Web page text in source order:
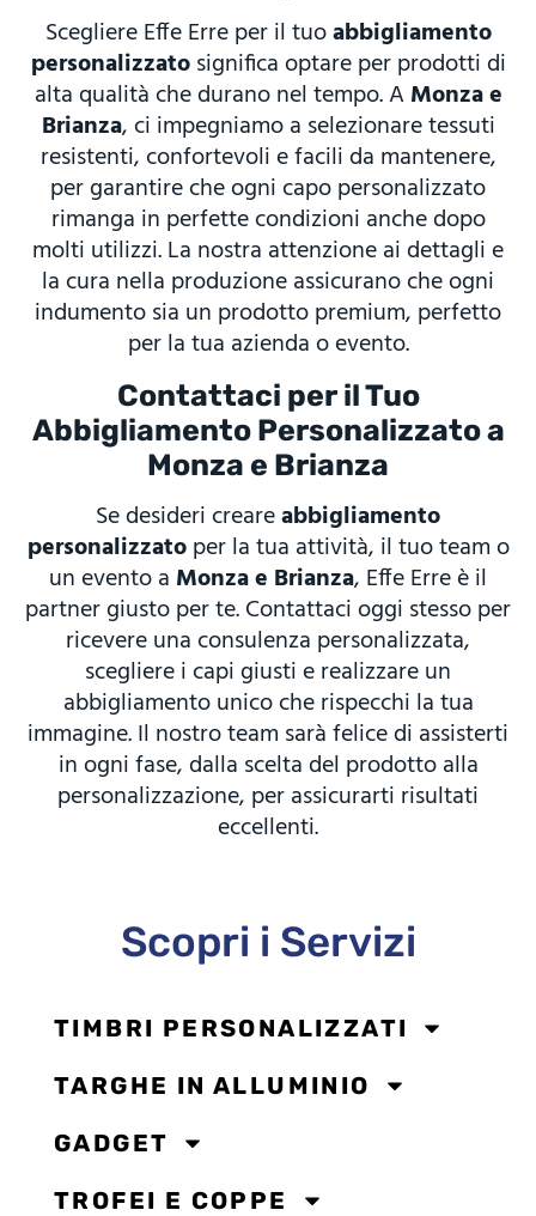
Scegliere Effe Erre per il tuoabbigliamento
personalizzatosignifica optare per prodotti di
alta qualità che durano nel tempo. A Monza e
Brianza, ci impegniamo a selezionare tessuti
resistenti, confortevoli e facili da mantenere,
per garantire che ogni capo personalizzato
rimanga in perfette condizioni anche dopo
molti utilizzi. La nostra attenzione ai dettagli e
la cura nella produzione assicurano che ogni
indumento sia un prodotto premium, perfetto
per la tua azienda o evento.
Contattaci per il Tuo
Abbigliamento Personalizzato a
Monza e Brianza
Se desideri creareabbigliamento
personalizzatoper la tua attività, il tuo team o
un evento a Monza e Brianza, Effe Erre è il
partner giusto per te. Contattaci oggi stesso per
ricevere una consulenza personalizzata,
scegliere i capi giusti e realizzare un
abbigliamento unico che rispecchi la tua
immagine. Il nostro team sarà felice di assisterti
in ogni fase, dalla scelta del prodotto alla
personalizzazione, per assicurarti risultati
eccellenti.
Scopri i Servizi
TIMBRI PERSONALIZZATI
TARGHE IN ALLUMINIO
GADGET
TROFEI E COPPE